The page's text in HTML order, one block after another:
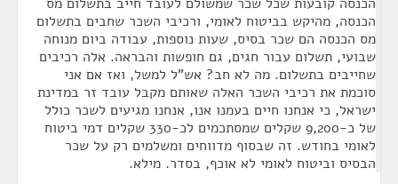
הכנסה, מהיקש בביטוח לאומי, ורכיבי השכר שחבים בתשלום
מס הכנסה הם שכר בסיס, שעות נוספות, עבודה ביום מנוחה
שבועי, תשלום עבור חגים, גם חופשות והבראה. אלה רכיבים
שחייבים בתשלום. מה לא חב? אש"ל למשל, ואז אם אני
סוכמת את רכיבי השכר האלה שאותם מקבל עובד זר במדינת
ישראל, כי אנחנו חיים בעמנו אנו, אנחנו מגיעים לשכר כולל
של כ-9,200 שקלים שמסתכמים לכ-330 שקלים דמי ביטוח
לאומי בחודש. זה שבסוף מדווחים ומשלמים רק על שכר
הבסיס וביטוח לאומי לא אוכף, בסדר. מילא.